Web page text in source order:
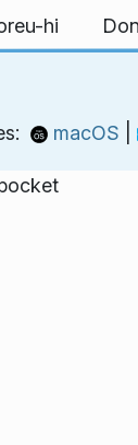
hi
macOS